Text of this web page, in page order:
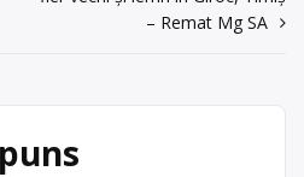
– Remat Mg SA